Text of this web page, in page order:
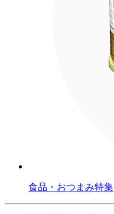
食品・おつまみ特集